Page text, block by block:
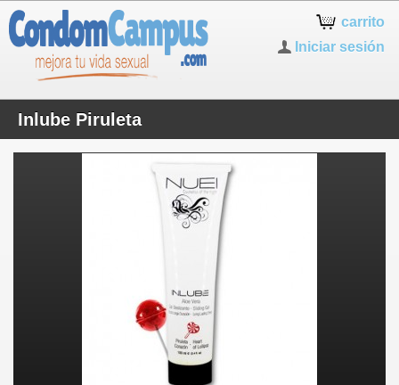
carrito
Iniciar sesión
Inlube Piruleta